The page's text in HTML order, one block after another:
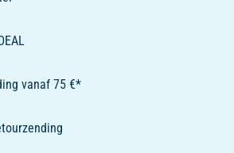
vanaf 75 €*